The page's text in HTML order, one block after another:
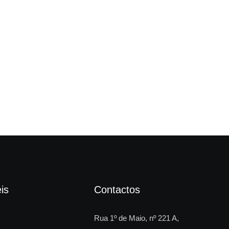
Contactos
Rua 1º de Maio, nº 221 A,